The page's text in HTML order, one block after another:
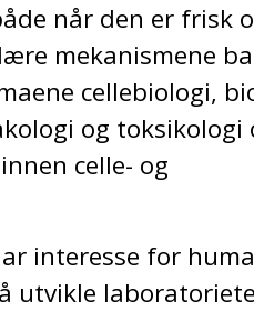
når den er frisk
mekanismene
cellebiologi,
og toksikologi
celle- og
interesse for
utvikle